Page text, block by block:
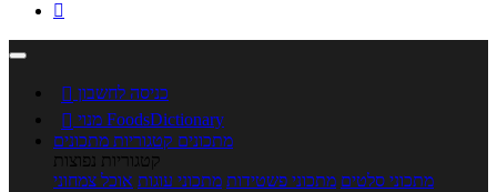

 כניסה לחשבון

מנוי FoodsDictionary
מתכונים קטגוריות מתכונים
קטגוריות נפוצות
מתכוני סלטים מתכוני פשטידות מתכוני עוגות אוכל צמחוני